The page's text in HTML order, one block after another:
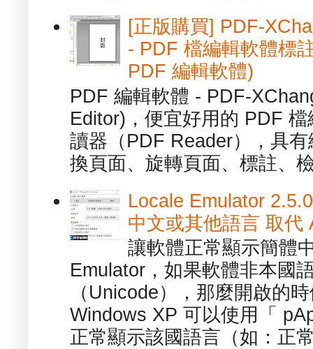
[正版購買] PDF-
- PDF 檔編輯軟體標
PDF 編輯軟體)
PDF 編輯軟體 - PDF-
Editor)，便宜好用的 PDF
讀器（PDF Reader），具
換頁面、旋轉頁面、標註、
Locale Emulator
中文或其他語言 取代
讓軟體正常顯示簡體
Emulator，如果軟體非本國
（Unicode），那麼開啟的
Windows XP 可以使用「
正常顯示該國語言（如：正